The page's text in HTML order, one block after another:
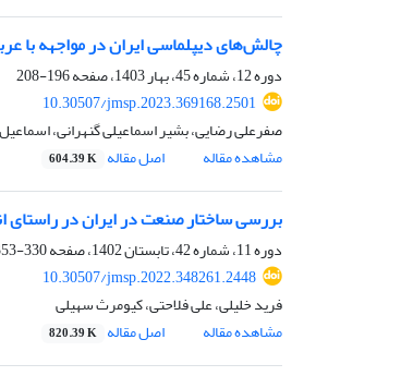
چالش‌های دیپلماسی ایران در مواجهه با
دوره 12، شماره 45، بهار 1403، صفحه
196-208
10.30507/jmsp.2023.369168.2501
صفرعلی رضایی، بشیر اسماعیلی گنهرانی،
مشاهده مقاله
اصل مقاله 604.39 K
بررسی ساختار صنعت در ایران در راستای
دوره 11، شماره 42، تابستان 1402، صفحه
330-353
10.30507/jmsp.2022.348261.2448
فرید خلیلی، علی فلاحتی، کیومرث سهیلی
مشاهده مقاله
اصل مقاله 820.39 K